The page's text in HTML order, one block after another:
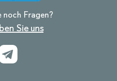
noch Fragen?
Sie uns